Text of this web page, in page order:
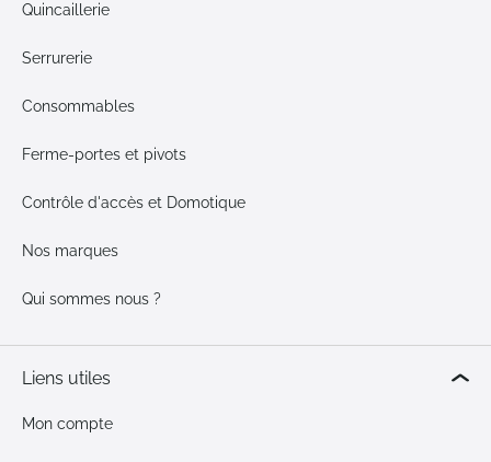
Quincaillerie
Serrurerie
Consommables
Ferme-portes et pivots
Contrôle d'accès et Domotique
Nos marques
Qui sommes nous ?
Liens utiles
Mon compte